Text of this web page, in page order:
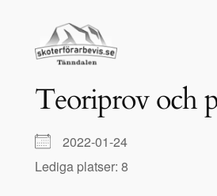
innehåll
Teoriprov och
2022-01-24
Lediga platser: 8